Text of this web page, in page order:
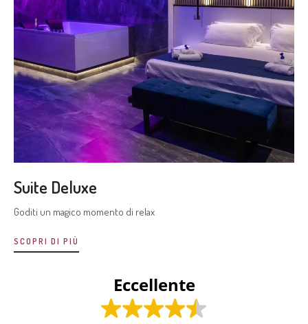
Suite Deluxe
Goditi un magico momento di relax
SCOPRI DI PIÙ
Eccellente